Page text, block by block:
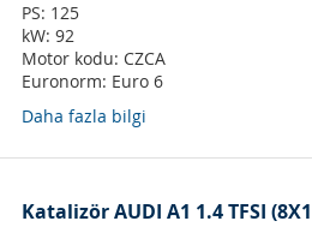
PS: 125
kW:92
Motor kodu: CZCA
Euronorm: Euro 6
Daha fazla bilgi
Katalizör AUDI A1 1.4 TFSI